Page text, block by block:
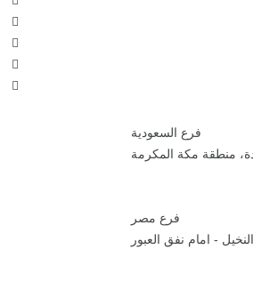
فرع السعودية
منطقة مكة المكرمة
فرع مصر
- امام نفق العبور